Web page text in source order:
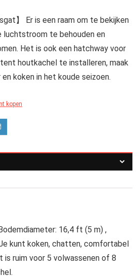
】 Er is een raam om te bekijken
luchtstroom te behouden en
Het is ook een hatchway voor
houtkachel te installeren, maak
koken in het koude seizoen.
kopen
16,4 ft (5 m) ,
kunt koken, chatten, comfortabel
is ruim voor 5 volwassenen of 8